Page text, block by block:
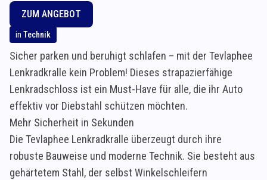
ZUM ANGEBOT
in Technik
Sicher parken und beruhigt schlafen – mit der Tevlaphee
Lenkradkralle kein Problem! Dieses strapazierfähige
Lenkradschloss ist ein Must-Have für alle, die ihr Auto
effektiv vor Diebstahl schützen möchten.
Mehr Sicherheit in Sekunden
Die Tevlaphee Lenkradkralle überzeugt durch ihre
robuste Bauweise und moderne Technik. Sie besteht aus
gehärtetem Stahl, der selbst Winkelschleifern